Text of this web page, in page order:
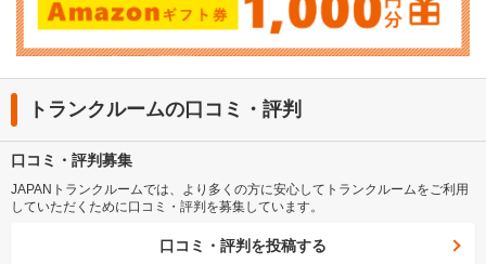
トランクルームの口コミ・評判
口コミ・評判募集
JAPANトランクルームでは、より多くの方に安心してトランクルームをご利用
していただくために口コミ・評判を募集しています。
口コミ・評判を投稿する